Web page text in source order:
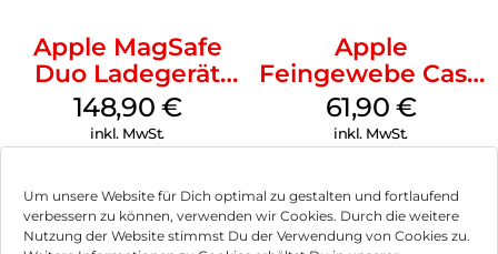
Um unsere Website für Dich optimal zu gestalten und fortlaufend
verbessern zu können, verwenden wir Cookies. Durch die weitere
Nutzung der Website stimmst Du der Verwendung von Cookies zu.
Apple MagSafe
Duo Ladegerät
Weiß
148,90 €
inkl. MwSt.
Apple
Feingewebe Case
iPhone 15 Pro
MagSafe Schwarz
61,90 €
inkl. MwSt.